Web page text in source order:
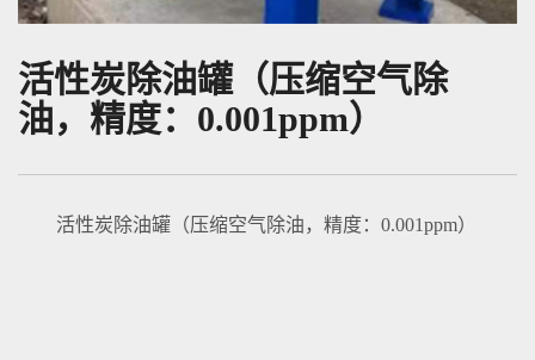
活性炭除油罐（压缩空气除
油，精度：0.001ppm）
活性炭除油罐（压缩空气除油，精度：0.001ppm）